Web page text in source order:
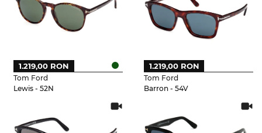
Tom Ford
Lewis - 52N
1.219,00 RON
Tom Ford
Barron - 54V
1.219,00 RON